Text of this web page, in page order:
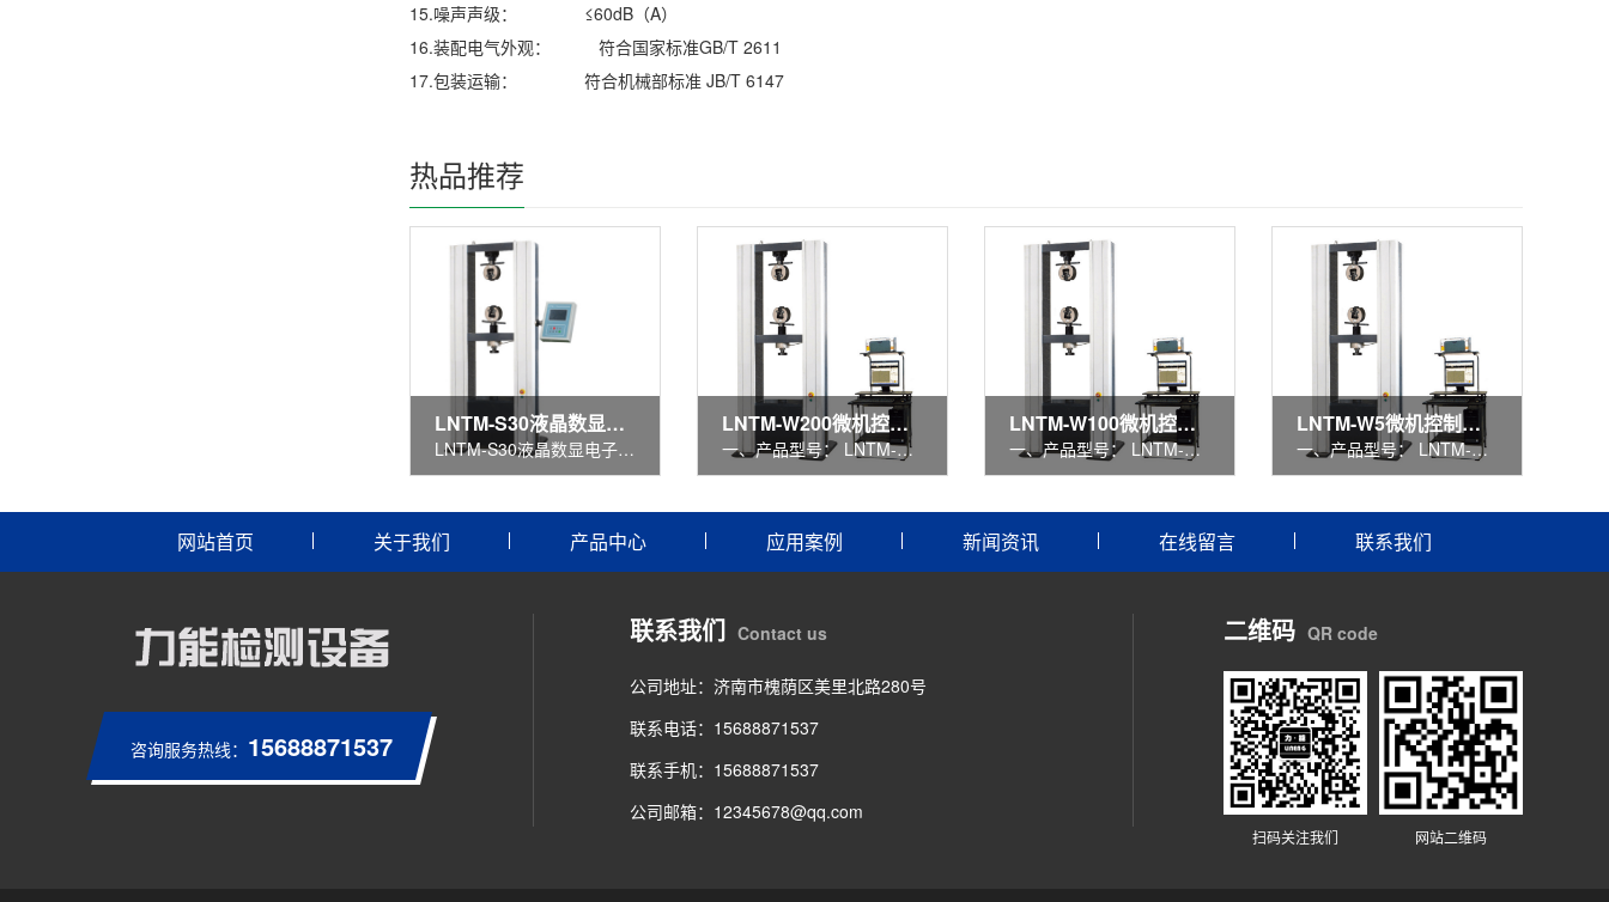
15.噪声声级： ≤60dB（A）
16.装配电气外观： 符合国家标准GB/T 2611
17.包装运输： 符合机械部标准 JB/T 6147
热品推荐
LNTM-S30液晶数显万能试验机
LNTM-S30液晶数显电子万能试验机主要适用于对金属、非金属及复合材料的拉伸、压缩、弯曲、剪切、撕裂、剥离、抗拉强度、屈服强度、伸长率、收缩率、弹性模量、抗压、抗折等力学性
LNTM-W200微机控制电子试验机
一、产品型号： LNTM-W200 二、产品名称： 微机控制电子万能试验机 三、参考图片： 四、 性能特点 ： LNTM-W200微机控制电子万能试验机主要适用于对金属、非金属及复合材料的拉伸、压
LNTM-W100微机控制万能试验机
一、产品型号： LNTM-W100 二、产品名称： 微机控制电子万能试验机 三、参考图片： 四、 性能特点 ： LNTM-W100微机控制电子万能试验机主要适用于对金属、非金属及复合材料的拉伸、压
LNTM-W5微机控制万能试验机
一、产品型号： LNTM-W5 二、产品名称： 微机控制电子万能试验机 三、参考图片： 四、 性能特点 ： LNTM-W5微机控制电子万能试验机主要适用于对金属、非金属及复合材料的拉伸、压缩、
网站首页 关于我们 产品中心 应用案例 新闻资讯 在线留言 联系我们
咨询服务热线： 15688871537
联系我们 Contact us
公司地址：济南市槐荫区美里北路280号
联系电话：15688871537
联系手机：15688871537
公司邮箱：12345678@qq.com
二维码 QR code
扫码关注我们 网站二维码